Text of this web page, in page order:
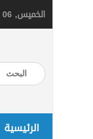
الخميس, 06 أغسطس, 2026
الرئيسية